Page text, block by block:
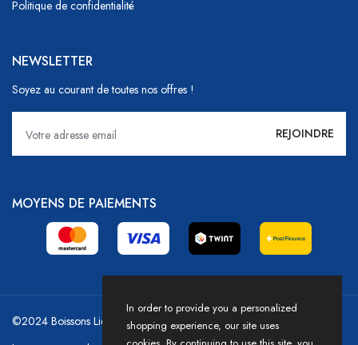
Politique de confidentialité
NEWSLETTER
Soyez au courant de toutes nos offres !
MOYENS DE PAIEMENTS
©2024 Boissons Liechti - GoDrink Group / Powered by HICASS
In order to provide you a personalized
shopping experience, our site uses